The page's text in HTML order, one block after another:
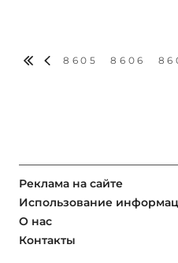
8605 8606
Реклама на сайте
Использование
О нас
Контакты